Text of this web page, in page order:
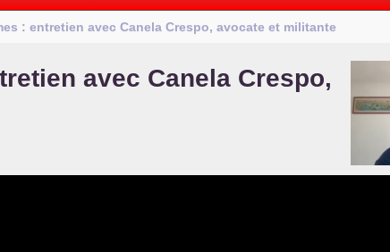
: entretien avec Canela Crespo, avocate et militante
avec Canela Crespo,